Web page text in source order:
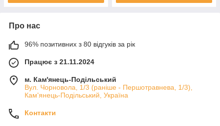
Про нас
96% позитивних з 80 відгуків за рік
Працює з 21.11.2024
м. Кам'янець-Подільський
Вул. Чорновола, 1/3 (раніше - Першотравнева, 1/3),
Кам'янець-Подільський, Україна
Контакти